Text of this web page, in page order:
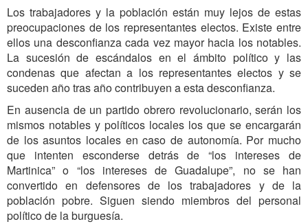
Los trabajadores y la población están muy lejos de estas
preocupaciones de los representantes electos. Existe entre
ellos una desconfianza cada vez mayor hacia los notables.
La sucesión de escándalos en el ámbito político y las
condenas que afectan a los representantes electos y se
suceden año tras año contribuyen a esta desconfianza.
En ausencia de un partido obrero revolucionario, serán los
mismos notables y políticos locales los que se encargarán
de los asuntos locales en caso de autonomía. Por mucho
que intenten esconderse detrás de “los intereses de
Martinica” o “los intereses de Guadalupe”, no se han
convertido en defensores de los trabajadores y de la
población pobre. Siguen siendo miembros del personal
político de la burguesía.